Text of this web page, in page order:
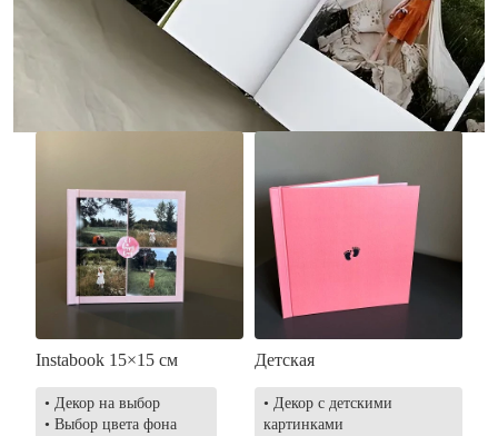
• Загрузка фото и текста
• Выбор цвета фона
• Загрузка фото и текста
Instabook 15×15 см
• Декор на выбор
• Выбор цвета фона
Детская
• Декор с детскими
картинками